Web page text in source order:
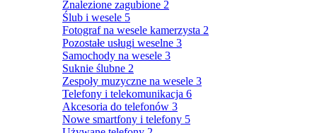
Znalezione zagubione 2
Ślub i wesele 5
Fotograf na wesele kamerzysta 2
Pozostałe usługi weselne 3
Samochody na wesele 3
Suknie ślubne 2
Zespoły muzyczne na wesele 3
Telefony i telekomunikacja 6
Akcesoria do telefonów 3
Nowe smartfony i telefony 5